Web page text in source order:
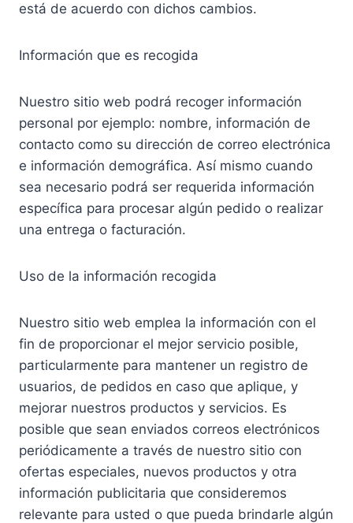
está de acuerdo con dichos cambios.
Información que es recogida
Nuestro sitio web podrá recoger información
personal por ejemplo: nombre, información de
contacto como su dirección de correo electrónica
e información demográfica. Así mismo cuando
sea necesario podrá ser requerida información
específica para procesar algún pedido o realizar
una entrega o facturación.
Uso de la información recogida
Nuestro sitio web emplea la información con el
fin de proporcionar el mejor servicio posible,
particularmente para mantener un registro de
usuarios, de pedidos en caso que aplique, y
mejorar nuestros productos y servicios. Es
posible que sean enviados correos electrónicos
periódicamente a través de nuestro sitio con
ofertas especiales, nuevos productos y otra
información publicitaria que consideremos
relevante para usted o que pueda brindarle algún